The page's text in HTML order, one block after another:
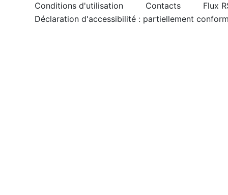
Conditions d'utilisation Contacts
Flux
Déclaration d'accessibilité : partiellement